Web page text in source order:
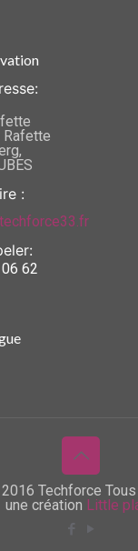
Rafette
:
62
Techforce
une création Little